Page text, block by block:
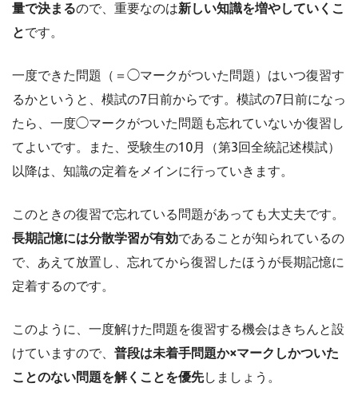
量で決まるので、重要なのは新しい知識を増やしていくこ
とです。
一度できた問題（＝◯マークがついた問題）はいつ復習す
るかというと、模試の7日前からです。模試の7日前になっ
たら、一度◯マークがついた問題も忘れていないか復習し
てよいです。また、受験生の10月（第3回全統記述模試）
以降は、知識の定着をメインに行っていきます。
このときの復習で忘れている問題があっても大丈夫です。
長期記憶には分散学習が有効であることが知られているの
で、あえて放置し、忘れてから復習したほうが長期記憶に
定着するのです。
このように、一度解けた問題を復習する機会はきちんと設
けていますので、 普段は未着手問題か×マークしかついた
ことのない問題を解くことを優先しましょう。